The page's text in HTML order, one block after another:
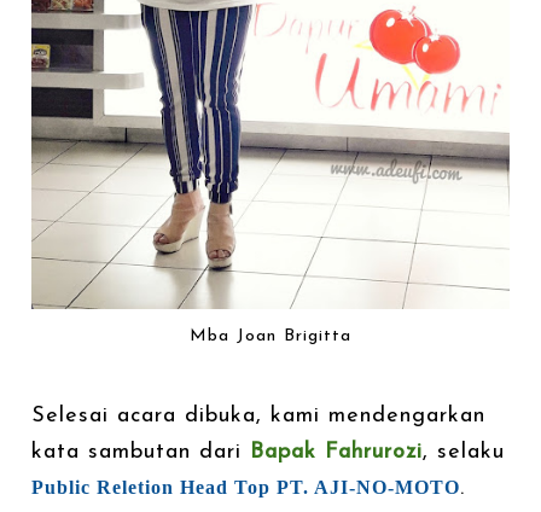
Mba Joan Brigitta
Selesai acara dibuka, kami mendengarkan
kata sambutan dari Bapak Fahrurozi, selaku
Public Reletion Head Top PT. AJI-NO-MOTO.